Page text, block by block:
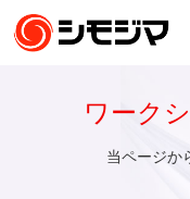
ワーク
当ページか